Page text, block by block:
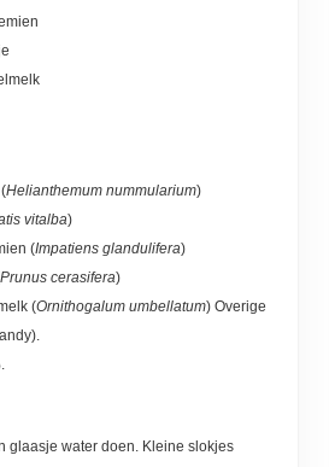
Helianthemum nummularium)
vitalba)
(Impatiens glandulifera)
Prunus cerasifera)
(Ornithogalum umbellatum) Overige
glaasje water doen. Kleine slokjes